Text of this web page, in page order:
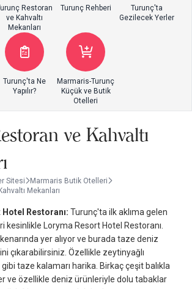
Restoran
ve Kahvaltı
Mekanları
Turunç Rehberi
Turunç'ta
Gezilecek Yerler
Turunç'ta Ne
Yapılır?
Marmaris-Turunç
Küçük ve Butik
Otelleri
ve Kahvaltı
Sitesi
Marmaris Butik Otelleri
Mekanları
Restoranı: Turunç'ta ilk aklıma gelen
kesinlikle Loryma Resort Hotel Restoranı.
yer alıyor ve burada taze deniz
çıkarabilirsiniz. Özellikle zeytinyağlı
taze kalamarı harika. Birkaç çeşit balıkla
ve özellikle deniz ürünleriyle dolu tabaklar